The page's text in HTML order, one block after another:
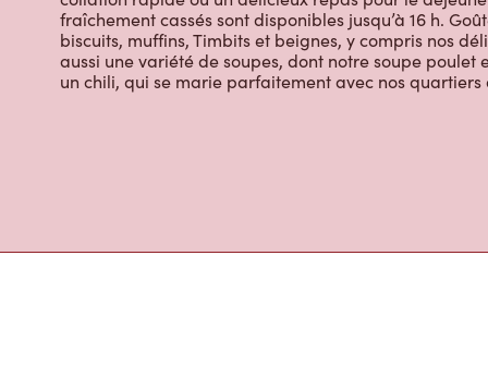
comme des lattes, des cappuccinos, des boissons à
du chocolat chaud, du thé et nos RafraîchiTim aux
collation rapide ou un délicieux repas pour le
fraîchement cassés sont disponibles jusqu’à 16 h.
biscuits, muffins, Timbits et beignes, y compris nos